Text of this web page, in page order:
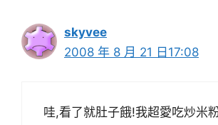
skyvee
2008 年 8 月 21 日17:08
哇,看了就肚子餓!我超愛吃炒米